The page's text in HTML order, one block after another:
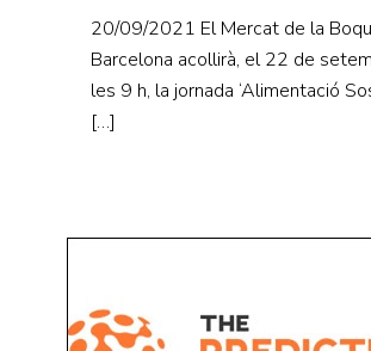
20/09/2021 El Mercat de la
Barcelona acollirà, el 22 de
les 9 h, la jornada ‘Alimentació
[…]